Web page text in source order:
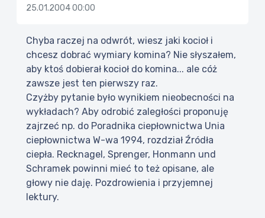
25.01.2004 00:00
Chyba raczej na odwrót, wiesz jaki kocioł i
chcesz dobrać wymiary komina? Nie słyszałem,
aby ktoś dobierał kocioł do komina... ale cóż
zawsze jest ten pierwszy raz.
Czyżby pytanie było wynikiem nieobecności na
wykładach? Aby odrobić zaległości proponuję
zajrzeć np. do Poradnika ciepłownictwa Unia
ciepłownictwa W-wa 1994, rozdział Źródła
ciepła. Recknagel, Sprenger, Honmann und
Schramek powinni mieć to też opisane, ale
głowy nie daję. Pozdrowienia i przyjemnej
lektury.